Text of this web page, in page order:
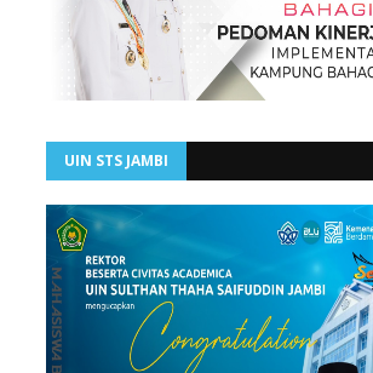
UIN STS JAMBI